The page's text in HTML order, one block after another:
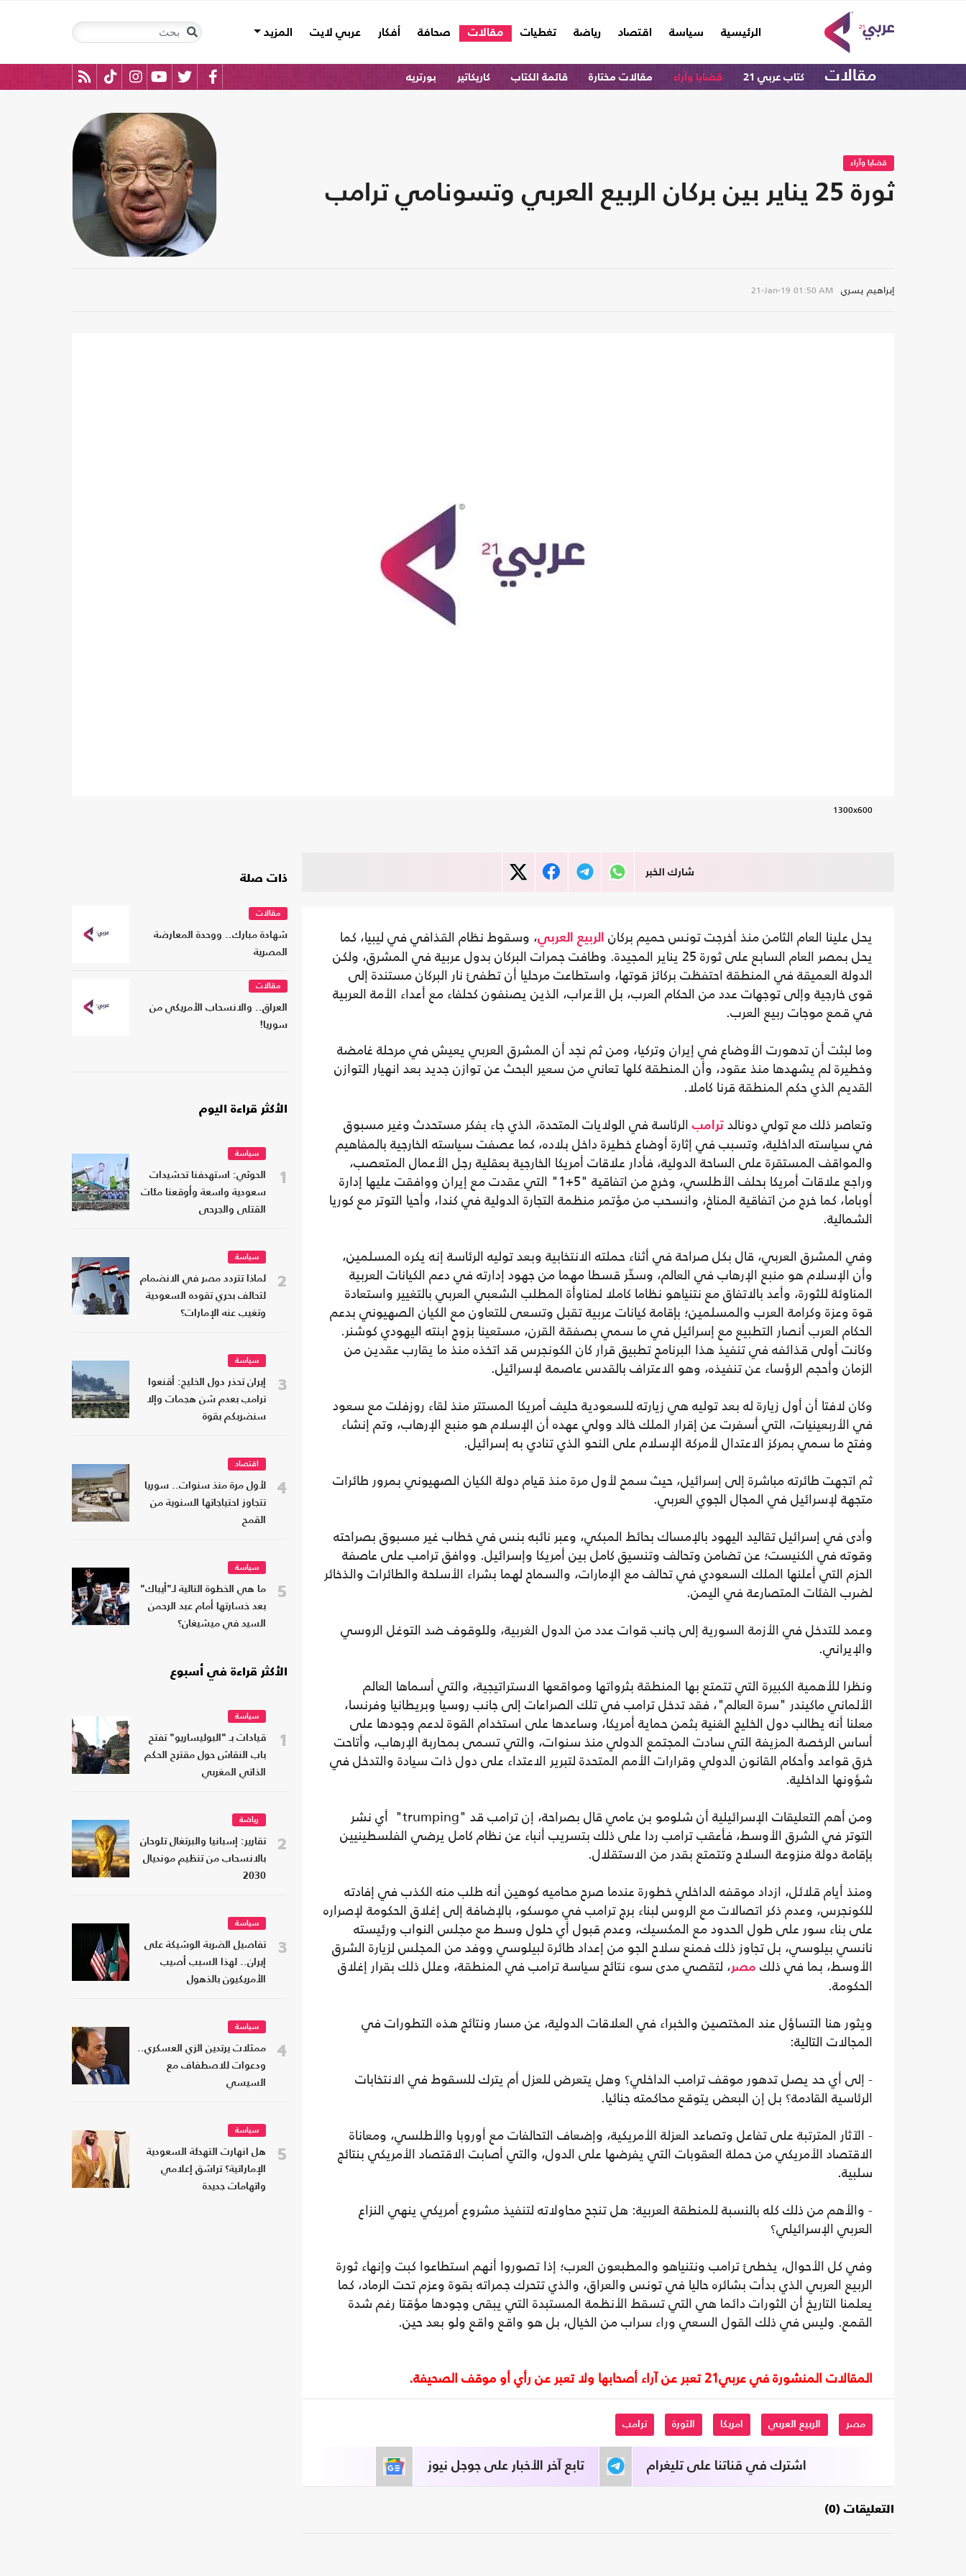
الرئيسية
(current) سياسة اقتصاد رياضة تغطيات مقالات صحافة أفكار عربي لايت المزيد
مقالات كتاب عربي 21 قضايا وآراء مقالات مختارة قائمة الكتاب كاريكاتير بورتريه
قضايا وآراء
ثورة 25 يناير بين بركان الربيع العربي وتسونامي ترامب
إبراهيم يسري 21-Jan-19 01:50 AM
1300x600
شارك الخبر
يحل علينا العام الثامن منذ أخرجت تونس حميم بركان الربيع العربي، وسقوط نظام القذافي في ليبيا، كما
يحل بمصر العام السابع على ثورة 25 يناير المجيدة. وطافت جمرات البركان بدول عربية في المشرق، ولكن
الدولة العميقة في المنطقة احتفظت بركائز قوتها، واستطاعت مرحليا أن تطفئ نار البركان مستندة إلى
قوى خارجية وإلى توجهات عدد من الحكام العرب، بل الأعراب، الذين يصنفون كحلفاء مع أعداء الأمة العربية
في قمع موجات ربيع العرب.
وما لبثت أن تدهورت الأوضاع في إيران وتركيا، ومن ثم نجد أن المشرق العربي يعيش في مرحلة غامضة
وخطيرة لم يشهدها منذ عقود، وأن المنطقة كلها تعاني من سعير البحث عن توازن جديد بعد انهيار التوازن
القديم الذي حكم المنطقة قرنا كاملا.
وتعاصر ذلك مع تولي دونالد ترامب الرئاسة في الولايات المتحدة، الذي جاء بفكر مستحدث وغير مسبوق
في سياسته الداخلية، وتسبب في إثارة أوضاع خطيرة داخل بلاده، كما عصفت سياسته الخارجية بالمفاهيم
والمواقف المستقرة على الساحة الدولية، فأدار علاقات أمريكا الخارجية بعقلية رجل الأعمال المتعصب،
وراجع علاقات أمريكا بحلف الأطلسي، وخرج من اتفاقية "5+1" التي عقدت مع إيران ووافقت عليها إدارة
أوباما، كما خرج من اتفاقية المناخ، وانسحب من مؤتمر منظمة التجارة الدولية في كندا، وأحيا التوتر مع كوريا
الشمالية.
وفي المشرق العربي، قال بكل صراحة في أثناء حملته الانتخابية وبعد توليه الرئاسة إنه يكره المسلمين،
وأن الإسلام هو منبع الإرهاب في العالم، وسخّر قسطا مهما من جهود إدارته في دعم الكيانات العربية
المناوئة للثورة، وأعد بالاتفاق مع نتنياهو نظاما كاملا لمناوأة المطلب الشعبي العربي بالتغيير واستعادة
قوة وعزة وكرامة العرب والمسلمين؛ بإقامة كيانات عربية تقبل وتسعى للتعاون مع الكيان الصهيوني بدعم
الحكام العرب أنصار التطبيع مع إسرائيل في ما سمي بصفقة القرن، مستعينا بزوج ابنته اليهودي كوشنر.
وكانت أولى قذائفه في تنفيذ هذا البرنامج تطبيق قرار كان الكونجرس قد اتخذه منذ ما يقارب عقدين من
الزمان وأحجم الرؤساء عن تنفيذه، وهو الاعتراف بالقدس عاصمة لإسرائيل.
وكان لافتا أن أول زيارة له بعد توليه هي زيارته للسعودية حليف أمريكا المستتر منذ لقاء روزفلت مع سعود
في الأربعينيات، التي أسفرت عن إقرار الملك خالد وولي عهده أن الإسلام هو منبع الإرهاب، وتم إنشاء
وفتح ما سمي بمركز الاعتدال لأمركة الإسلام على النحو الذي تنادي به إسرائيل.
ثم اتجهت طائرته مباشرة إلى إسرائيل، حيث سمح لأول مرة منذ قيام دولة الكيان الصهيوني بمرور طائرات
متجهة لإسرائيل في المجال الجوي العربي.
وأدى في إسرائيل تقاليد اليهود بالإمساك بحائط المبكي، وعبر نائبه بنس في خطاب غير مسبوق بصراحته
وقوته في الكنيست؛ عن تضامن وتحالف وتنسيق كامل بين أمريكا وإسرائيل. ووافق ترامب على عاصفة
الحزم التي أعلنها الملك السعودي في تحالف مع الإمارات، والسماح لهما بشراء الأسلحة والطائرات والذخائر
لضرب الفئات المتصارعة في اليمن.
وعمد للتدخل في الأزمة السورية إلى جانب قوات عدد من الدول الغربية، وللوقوف ضد التوغل الروسي
والإيراني.
ونظرا للأهمية الكبيرة التي تتمتع بها المنطقة بثرواتها ومواقعها الاستراتيجية، والتي أسماها العالم
الألماني ماكيندر "سرة العالم"، فقد تدخل ترامب في تلك الصراعات إلى جانب روسيا وبريطانيا وفرنسا،
معلنا أنه يطالب دول الخليج الغنية بثمن حماية أمريكا، وساعدها على استخدام القوة لدعم وجودها على
أساس الرخصة المزيفة التي سادت المجتمع الدولي منذ سنوات، والتي تسمى بمحاربة الإرهاب، وأتاحت
خرق قواعد وأحكام القانون الدولي وقرارات الأمم المتحدة لتبرير الاعتداء على دول ذات سيادة والتدخل في
شؤونها الداخلية.
ومن أهم التعليقات الإسرائيلية أن شلومو بن عامي قال بصراحة، إن ترامب قد "trumping" أي نشر
التوتر في الشرق الأوسط، فأعقب ترامب ردا على ذلك بتسريب أنباء عن نظام كامل يرضي الفلسطينيين
بإقامة دولة منزوعة السلاح وتتمتع بقدر من الاستقلال.
ومنذ أيام قلائل، ازداد موقفه الداخلي خطورة عندما صرح محاميه كوهين أنه طلب منه الكذب في إفادته
للكونجرس، وعدم ذكر اتصالات مع الروس لبناء برج ترامب في موسكو، بالإضافة إلى إغلاق الحكومة لإصراره
على بناء سور على طول الحدود مع المكسيك، وعدم قبول أي حلول وسط مع مجلس النواب ورئيسته
نانسي بيلوسي، بل تجاوز ذلك فمنع سلاح الجو من إعداد طائرة لبيلوسي ووفد من المجلس لزيارة الشرق
الأوسط، بما في ذلك مصر، لتقصي مدى سوء نتائج سياسة ترامب في المنطقة، وعلل ذلك بقرار إغلاق
الحكومة.
ويثور هنا التساؤل عند المختصين والخبراء في العلاقات الدولية، عن مسار ونتائج هذه التطورات في
المجالات التالية:
- إلى أي حد يصل تدهور موقف ترامب الداخلي؟ وهل يتعرض للعزل أم يترك للسقوط في الانتخابات
الرئاسية القادمة؟ بل إن البعض يتوقع محاكمته جنائيا.
- الآثار المترتبة على تفاعل وتصاعد العزلة الأمريكية، وإضعاف التحالفات مع أوروبا والأطلسي، ومعاناة
الاقتصاد الأمريكي من حملة العقوبات التي يفرضها على الدول، والتي أصابت الاقتصاد الأمريكي بنتائج
سلبية.
- والأهم من ذلك كله بالنسبة للمنطقة العربية: هل تنجح محاولاته لتنفيذ مشروع أمريكي ينهي النزاع
العربي الإسرائيلي؟
وفي كل الأحوال، يخطئ ترامب ونتنياهو والمطبعون العرب؛ إذا تصوروا أنهم استطاعوا كبت وإنهاء ثورة
الربيع العربي الذي بدأت بشائره حاليا في تونس والعراق، والذي تتحرك جمراته بقوة وعزم تحت الرماد، كما
يعلمنا التاريخ أن الثورات دائما هي التي تسقط الأنظمة المستبدة التي يبقى وجودها مؤقتا رغم شدة
القمع. وليس في ذلك القول السعي وراء سراب من الخيال، بل هو واقع واقع ولو بعد حين.
المقالات المنشورة في عربي21 تعبر عن آراء أصحابها ولا تعبر عن رأي أو موقف الصحيفة.
مصر الربيع العربي امريكا الثورة ترامب
تابع آخر الأخبار على جوجل نيوز اشترك في قناتنا على تليغرام
التعليقات (0)
ذات صلة
مقالات
شهادة مبارك.. ووحدة المعارضة
المصرية
مقالات
العراق.. والانسحاب الأمريكي من
سوريا!
الأكثر قراءة اليوم
1
سياسة
الحوثي: استهدفنا تحشيدات
سعودية واسعة وأوقعنا مئات
القتلى والجرحى
2
سياسة
لماذا تتردد مصر في الانضمام
لتحالف بحري تقوده السعودية
وتغيب عنه الإمارات؟
3
سياسة
إيران تحذر دول الخليج: أقنعوا
ترامب بعدم شن هجمات وإلا
سنضربكم بقوة
4
اقتصاد
لأول مرة منذ سنوات.. سوريا
تتجاوز احتياجاتها السنوية من
القمح
5
سياسة
ما هي الخطوة التالية لـ"أيباك"
بعد خسارتها أمام عبد الرحمن
السيد في ميشيغان؟
الأكثر قراءة في أسبوع
1
سياسة
قيادات بـ "البوليساريو" تفتح
باب النقاش حول مقترح الحكم
الذاتي المغربي
2
رياضة
تقارير: إسبانيا والبرتغال تلوحان
بالانسحاب من تنظيم مونديال
2030
3
سياسة
تفاصيل الضربة الوشيكة على
إيران.. لهذا السبب أصيب
الأمريكيون بالذهول
4
سياسة
ممثلات يرتدين الزي العسكري..
ودعوات للاصطفاف مع
السيسي
5
سياسة
هل انهارت التهدئة السعودية
الإماراتية؟ تراشق إعلامي
واتهامات جديدة